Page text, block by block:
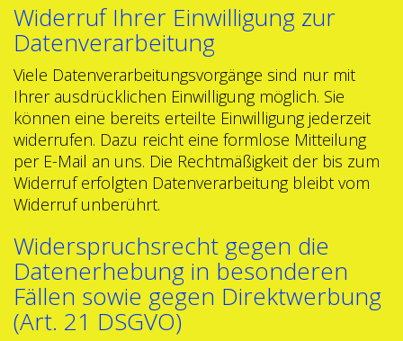
Widerruf Ihrer Einwilligung zur
Datenverarbeitung
Viele Datenverarbeitungsvorgänge sind nur mit
Ihrer ausdrücklichen Einwilligung möglich. Sie
können eine bereits erteilte Einwilligung jederzeit
widerrufen. Dazu reicht eine formlose Mitteilung
per E-Mail an uns. Die Rechtmäßigkeit der bis zum
Widerruf erfolgten Datenverarbeitung bleibt vom
Widerruf unberührt.
Widerspruchsrecht gegen die
Datenerhebung in besonderen
Fällen sowie gegen Direktwerbung
(Art. 21 DSGVO)